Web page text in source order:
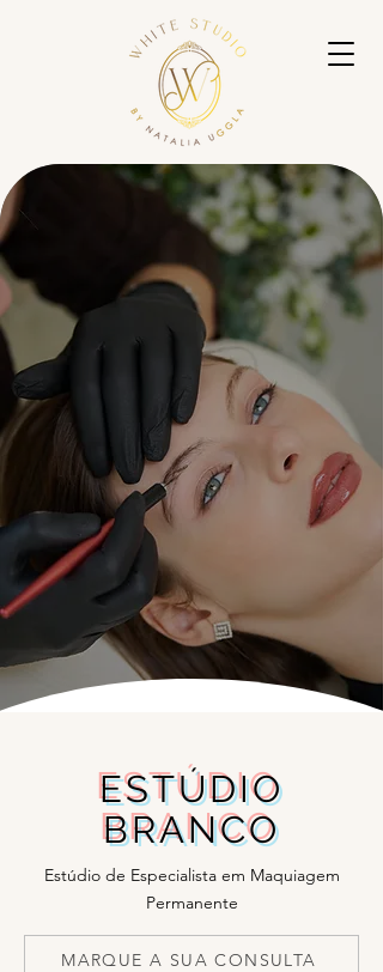
ESTÚDIO
BRANCO
Estúdio de Especialista em Maquiagem
Permanente
MARQUE A SUA CONSULTA